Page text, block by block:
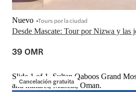
Desde Mascate: Tour por Nizwa y las
Nuevo Tours por la ciudad
39 OMR
Cancelación gratuita
Slide 1 of 1, Sultan Qaboos Grand
and minaret, Muscat, Oman.